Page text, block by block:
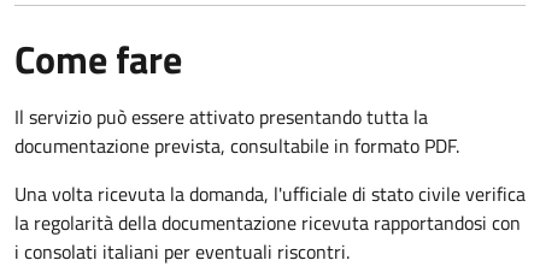
Come fare
Il servizio può essere attivato presentando tutta la
documentazione prevista, consultabile in formato PDF.
Una volta ricevuta la domanda, l'ufficiale di stato civile verifica
la regolarità della documentazione ricevuta rapportandosi con
i consolati italiani per eventuali riscontri.